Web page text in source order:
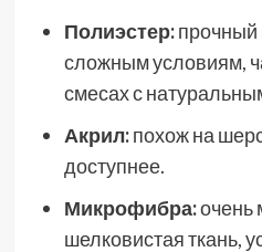
Полиэстер:прочный
сложным условиям,
смесах с
Акрил:похож на
доступнее.
Микрофибра:очень
шелковистая ткань,